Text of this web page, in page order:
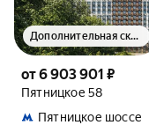
от 6 903 901 ₽
Пятницкое 58
Пятницкое шоссе
Дополнительная скидка 1.5%